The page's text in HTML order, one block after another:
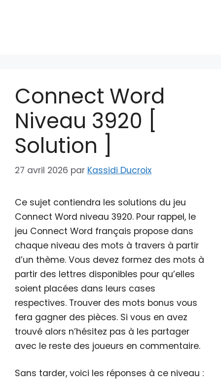
Connect Word
Niveau 3920 [
Solution ]
27 avril 2026 par Kassidi Ducroix
Ce sujet contiendra les solutions du jeu
Connect Word niveau 3920. Pour rappel, le
jeu Connect Word français propose dans
chaque niveau des mots à travers à partir
d’un thème. Vous devez formez des mots à
partir des lettres disponibles pour qu’elles
soient placées dans leurs cases
respectives. Trouver des mots bonus vous
fera gagner des pièces. Si vous en avez
trouvé alors n’hésitez pas à les partager
avec le reste des joueurs en commentaire.
Sans tarder, voici les réponses à ce niveau :